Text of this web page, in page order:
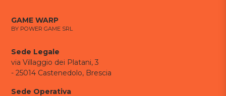
GAME WARP
BY POWER GAME SRL
Sede Legale
via Villaggio dei Platani, 3
- 25014 Castenedolo, Brescia
Sede Operativa